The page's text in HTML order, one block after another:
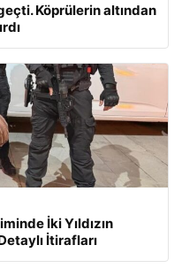
Köprülerin altından
İki Yıldızın
İtirafları